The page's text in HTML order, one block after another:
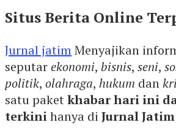
Situs Berita Online
Jurnal jatimMenyajikan
seputarekonomi, bisnis, seni,
politik, olahraga, hukum dan
satu paketkhabar hari ini
terkinihanya di Jurnal Jatim